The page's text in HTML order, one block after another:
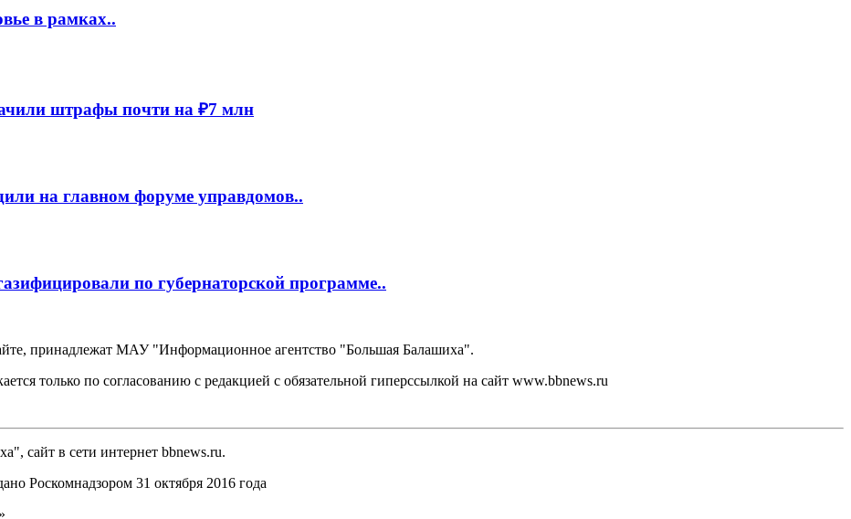
в рамках..
штрафы почти на ₽7 млн
на главном форуме управдомов..
по губернаторской программе..
принадлежат МАУ "Информационное агентство "Большая Балашиха".
только по согласованию с редакцией с обязательной гиперссылкой на сайт www.bbnews.ru
сайт в сети интернет bbnews.ru.
Роскомнадзором 31 октября 2016 года